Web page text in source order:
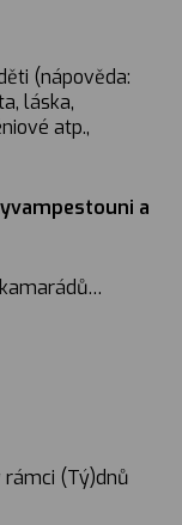
(nápověda:
láska,
atp.,
a
rámci (Tý)dnů